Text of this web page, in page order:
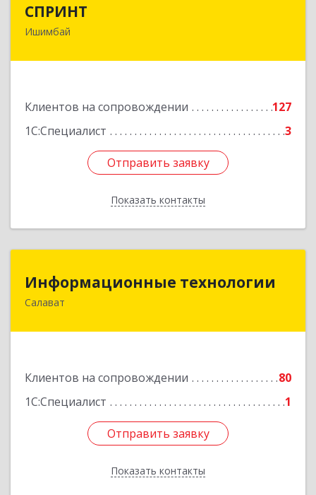
СПРИНТ
Ишимбай
Клиентов на сопровождении
127
1С:Специалист
3
Отправить заявку
Показать контакты
453201, Башкортостан Респ, Ишимбайский р-н,
Отправить заявку
Назад
Информационные технологии
Салават
Клиентов на сопровождении
80
1С:Специалист
1
Отправить заявку
Показать контакты
Информационные технологии
Отправить заявку
Назад